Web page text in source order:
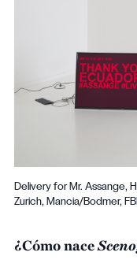
Delivery for Mr. Assange,
Zurich, Mancia/Bodmer,
¿Cómo nace